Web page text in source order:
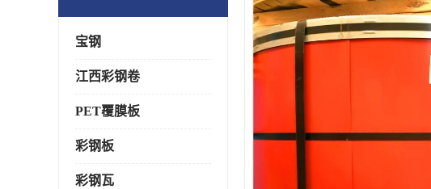
宝钢
江西彩钢卷
PET覆膜板
彩钢板
彩钢瓦